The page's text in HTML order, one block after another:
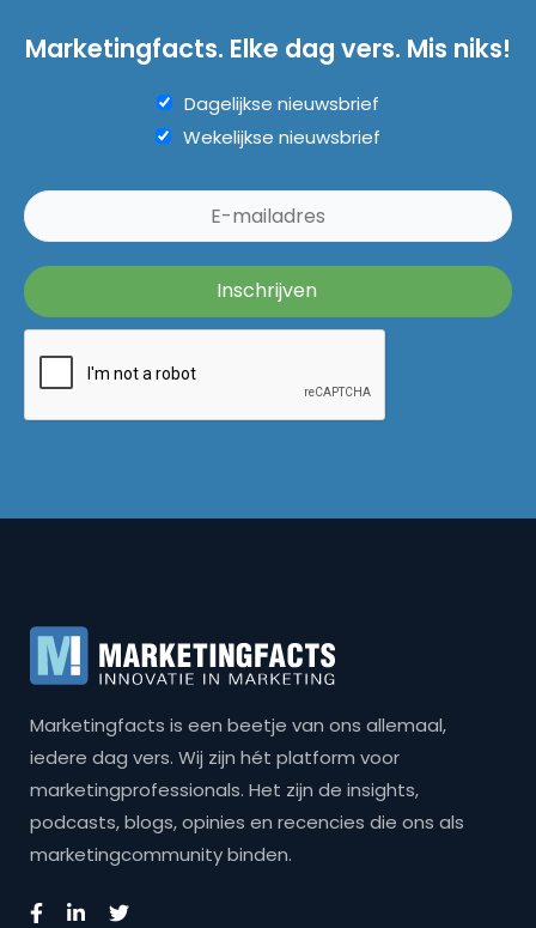
Marketingfacts. Elke dag vers. Mis niks!
Dagelijkse nieuwsbrief
Wekelijkse nieuwsbrief
Marketingfacts is een beetje van ons allemaal,
iedere dag vers. Wij zijn hét platform voor
marketingprofessionals. Het zijn de insights,
podcasts, blogs, opinies en recencies die ons als
marketingcommunity binden.